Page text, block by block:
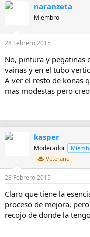
naranzeta
Miembro
28 Febrero 2015
No, pintura y pegatinas
vainas y en el tubo
A ver el resto de konas
mas modestas pero
kasper
Moderador
Veterano
28 Febrero 2015
Claro que tiene la
proceso de mejora,
recojo de donde la